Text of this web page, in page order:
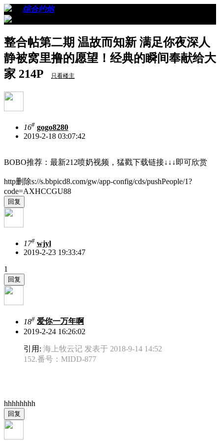
综合约炮
整合帖第二期 温故而知新 满足你夜深人
静被窝里撸的愿望！经典的瞬间奉献给大
家 214P
只看楼主
16# gogo8280
2019-2-18 03:07:42
BOBO推荐：最新212喷奶视频，猛戳下载链接↓↓↓即可欣赏
http删除s://s.bbpicd8.com/gw/app-config/cds/pushPeople/1?
code=AXHCCGU88
17# wjyl
2019-2-23 19:33:47
1
18# 爱你一万年啊
2019-2-24 16:26:02
引用: 海上牧云记 发表于 2018-9-14 14:52
152.番号：MIDD-877
hhhhhhhh